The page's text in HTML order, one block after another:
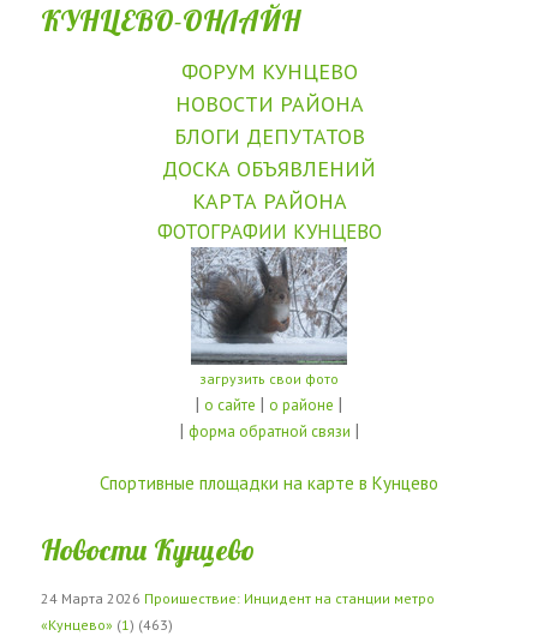
КУНЦЕВО-ОНЛАЙН
ФОРУМ КУНЦЕВО
НОВОСТИ РАЙОНА
БЛОГИ ДЕПУТАТОВ
ДОСКА ОБЪЯВЛЕНИЙ
КАРТА РАЙОНА
ФОТОГРАФИИ КУНЦЕВО
загрузить свои фото
| о сайте | о районе |
| форма обратной связи |
Спортивные площадки на карте в Кунцево
Новости Кунцево
24 Марта 2026 Проишествие: Инцидент на станции метро
«Кунцево» (1 ) (463)